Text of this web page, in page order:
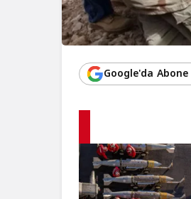
Google'da